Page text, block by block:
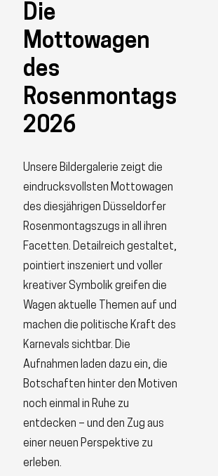
Die
Mottowagen
des
Rosenmontags
2026
Unsere Bildergalerie zeigt die
eindrucksvollsten Mottowagen
des diesjährigen Düsseldorfer
Rosenmontagszugs in all ihren
Facetten. Detailreich gestaltet,
pointiert inszeniert und voller
kreativer Symbolik greifen die
Wagen aktuelle Themen auf und
machen die politische Kraft des
Karnevals sichtbar. Die
Aufnahmen laden dazu ein, die
Botschaften hinter den Motiven
noch einmal in Ruhe zu
entdecken – und den Zug aus
einer neuen Perspektive zu
erleben.